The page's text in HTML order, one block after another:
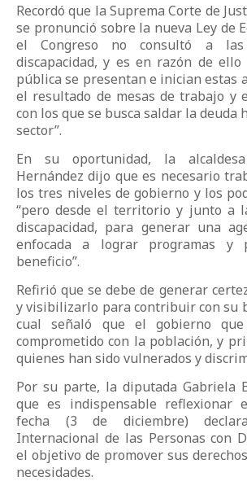
Recordó que la Suprema Corte de
se pronunció sobre la nueva Ley de
el Congreso no consultó a las
discapacidad, y es en razón de ello
pública se presentan e inician estas
el resultado de mesas de trabajo y
con los que se busca saldar la deuda
sector”.
En su oportunidad, la
Hernández dijo que es necesario
los tres niveles de gobierno y los
“pero desde el territorio y junto a
discapacidad, para generar una
enfocada a lograr programas y
beneficio”.
Refirió que se debe de generar
y visibilizarlo para contribuir con su
cual señaló que el gobierno que
comprometido con la población, y
quienes han sido vulnerados y
Por su parte, la diputada Gabriela
que es indispensable reflexionar
fecha (3 de diciembre)
Internacional de las Personas con
el objetivo de promover sus
necesidades.